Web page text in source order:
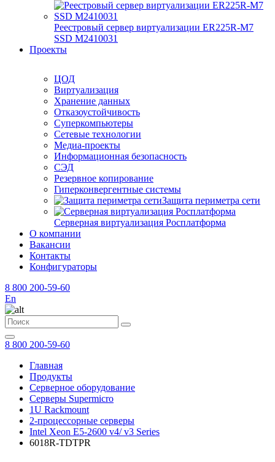
Реестровый сервер виртуализации ER225R-M7
SSD М2410031
Проекты
ЦОД
Виртуализация
Хранение данных
Отказоустойчивость
Суперкомпьютеры
Сетевые технологии
Медиа-проекты
Информационная безопасность
СЭД
Резервное копирование
Гиперконвергентные системы
Защита периметра сети
Серверная виртуализация Росплатформа
О компании
Вакансии
Контакты
Конфигураторы
8 800 200-59-60
En
8 800 200-59-60
Главная
Продукты
Серверное оборудование
Серверы Supermicro
1U Rackmount
2-процессорные серверы
Intel Xeon E5-2600 v4/ v3 Series
6018R-TDTPR